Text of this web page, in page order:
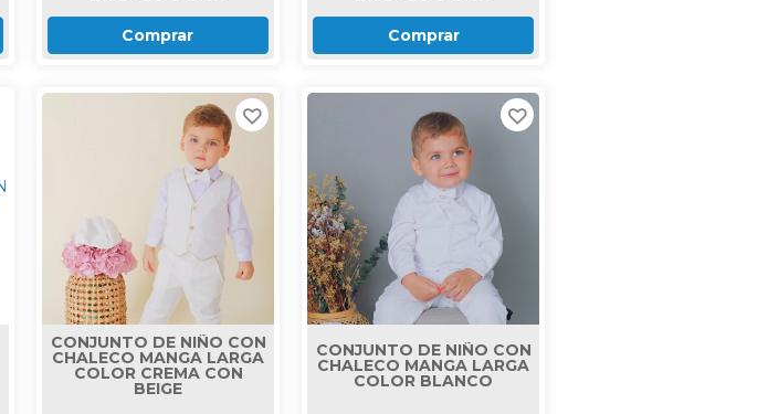
Comprar Comprar
CONJUNTO DE NIÑO CON
CHALECO MANGA LARGA
COLOR CREMA CON
BEIGE
CONJUNTO DE NIÑO CON
CHALECO MANGA LARGA
COLOR BLANCO